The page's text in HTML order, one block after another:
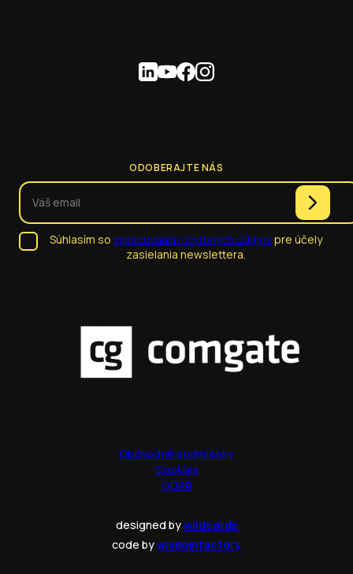
ODOBERAJTE NÁS
Súhlasím so spracúvaním osobných údajovpre účely
zasielania newslettera.
Obchodné podmienky
Cookies
GDPR
designed bywildcards
code bywisdomfactory